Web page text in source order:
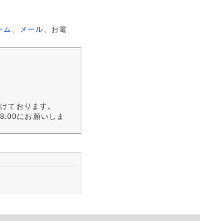
ム メール 、お電
ております。
にお願いしま